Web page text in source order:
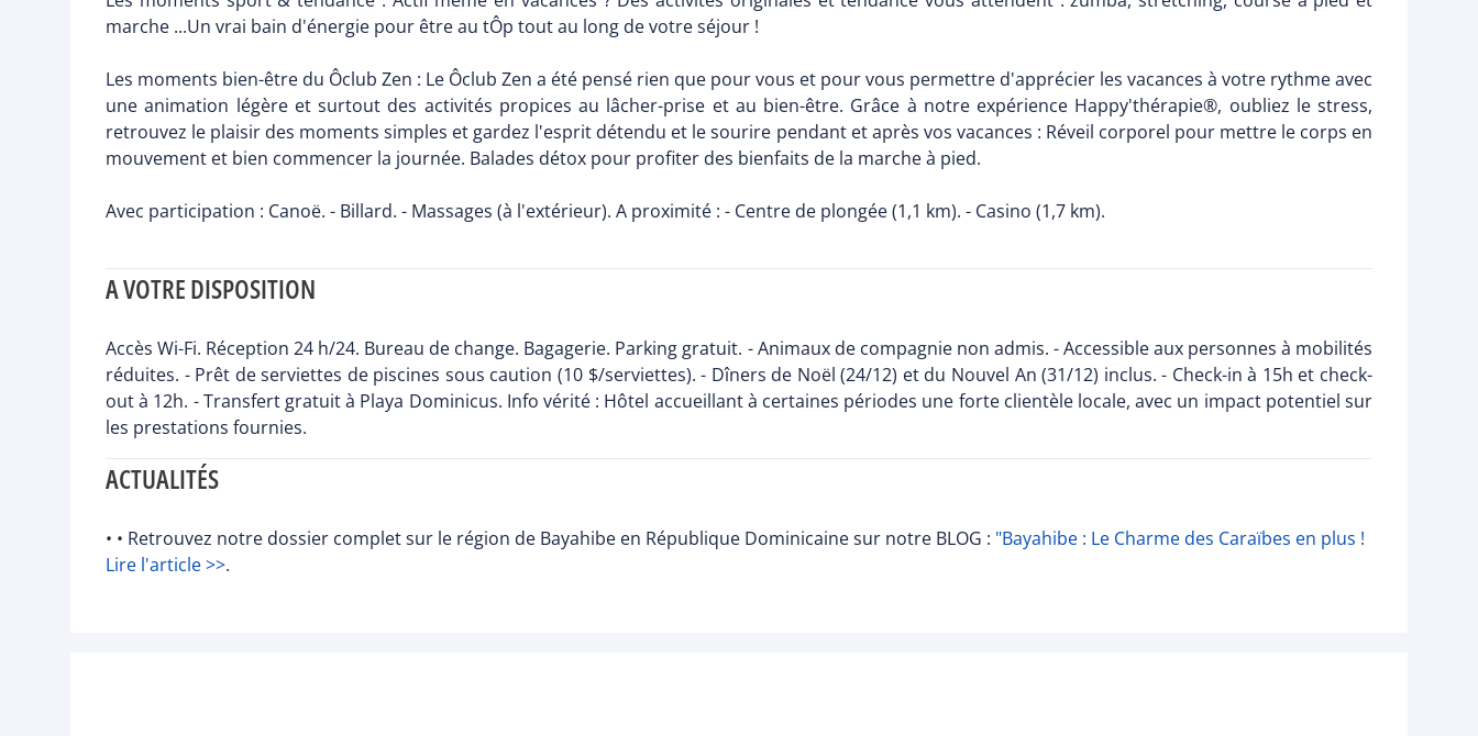
marche ...Un vrai bain d'énergie pour être au tÔp tout au long de votre séjour !
Les moments bien-être du Ôclub Zen : Le Ôclub Zen a été pensé rien que pour vous et pour vous permettre d'apprécier les vacances à votre rythme avec
une animation légère et surtout des activités propices au lâcher-prise et au bien-être. Grâce à notre expérience Happy'thérapie®, oubliez le stress,
retrouvez le plaisir des moments simples et gardez l'esprit détendu et le sourire pendant et après vos vacances : Réveil corporel pour mettre le corps en
mouvement et bien commencer la journée. Balades détox pour profiter des bienfaits de la marche à pied.
Avec participation : Canoë. - Billard. - Massages (à l'extérieur). A proximité : - Centre de plongée (1,1 km). - Casino (1,7 km).
A VOTRE DISPOSITION
Accès Wi-Fi. Réception 24 h/24. Bureau de change. Bagagerie. Parking gratuit. - Animaux de compagnie non admis. - Accessible aux personnes à mobilités
réduites. - Prêt de serviettes de piscines sous caution (10 $/serviettes). - Dîners de Noël (24/12) et du Nouvel An (31/12) inclus. - Check-in à 15h et check-
out à 12h. - Transfert gratuit à Playa Dominicus. Info vérité : Hôtel accueillant à certaines périodes une forte clientèle locale, avec un impact potentiel sur
les prestations fournies.
ACTUALITÉS
• • Retrouvez notre dossier complet sur le région de Bayahibe en République Dominicaine sur notre BLOG : "Bayahibe : Le Charme des Caraïbes en plus !
Lire l'article >>.